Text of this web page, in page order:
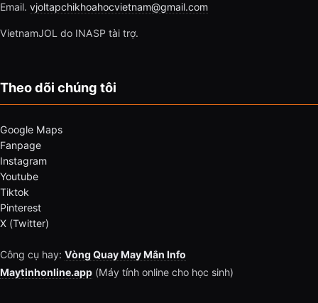
Email. vjoltapchikhoahocvietnam@gmail.com
VietnamJOL do INASP tài trợ.
Theo dõi chúng tôi
Google Maps
Fanpage
Instagram
Youtube
Tiktok
Pinterest
X (Twitter)
Công cụ hay: Vòng Quay May Mắn Info
Maytinhonline.app (Máy tính online cho học sinh)